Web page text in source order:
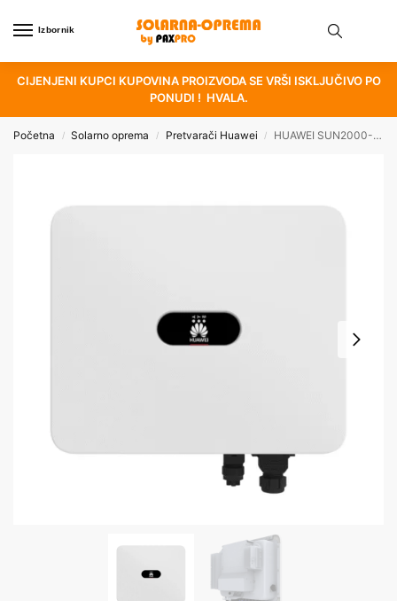
Izbornik
CIJENJENI KUPCI KUPOVINA PROIZVODA SE VRŠI ISKLJUČIVO PO
PONUDI ! HVALA.
Početna / Solarno oprema / Pretvarači Huawei / HUAWEI SUN2000-20K-MB0 Hibrid